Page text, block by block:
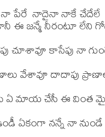
పేరే  నాదైనా నాకే చేదేలే
ఈ జన్మే నీరంటూ లేని
చూశావూ కాసేపు నా
వేశావూ దాదాపు
ఏ మాయ చేసీ ఈ వింత
ఏకంగా నన్నే నా